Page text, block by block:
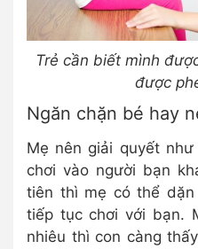
Trẻ cần biết mình
được
Ngăn chặn bé hay
Mẹ nên giải quyết
chơi vào người bạn
tiên thì mẹ có thể
tiếp tục chơi với bạn.
nhiêu thì con càng